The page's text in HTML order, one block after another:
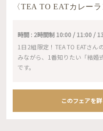
〈TEA TO EATカレーラ
時間 : 2時間制 10:00 / 11:00 /
1日2組限定！TEA TO EATさ
みながら、1番知りたい「結婚
です。
このフェアを